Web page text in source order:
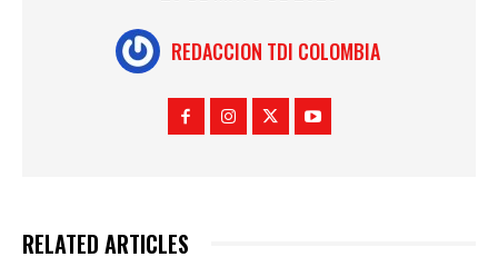
REDACCION TDI COLOMBIA
RELATED ARTICLES